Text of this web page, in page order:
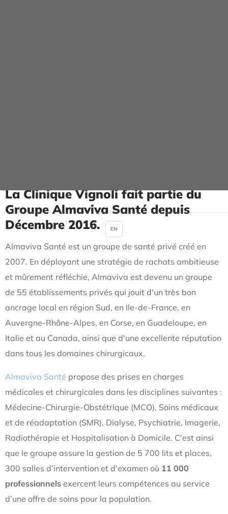
La Clinique Vignoli fait partie du
Groupe Almaviva Santé depuis
Décembre 2016.
Almaviva Santé est un groupe de santé privé créé en
2007. En déployant une stratégie de rachats ambitieuse
et mûrement réfléchie, Almaviva est devenu un groupe
de 55 établissements privés qui jouit d'un très bon
ancrage local en région Sud, en Ile-de-France, en
Auvergne-Rhône-Alpes, en Corse, en Guadeloupe, en
Italie et au Canada, ainsi que d'une excellente réputation
dans tous les domaines chirurgicaux.
Almaviva Santé propose des prises en charges
médicales et chirurgicales dans les disciplines suivantes :
Médecine-Chirurgie-Obstétrique (MCO), Soins médicaux
et de réadaptation (SMR), Dialyse, Psychiatrie, Imagerie,
Radiothérapie et Hospitalisation à Domicile. C'est ainsi
que le groupe assure la gestion de 5 700 lits et places,
300 salles d’intervention et d'examen où 11 000
professionnels exercent leurs compétences au service
d’une offre de soins pour la population.
EN